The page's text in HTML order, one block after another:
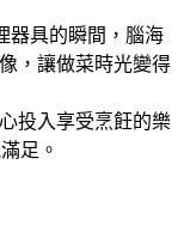
器具的瞬間，腦海
，讓做菜時光變得
投入享受烹飪的樂
足。